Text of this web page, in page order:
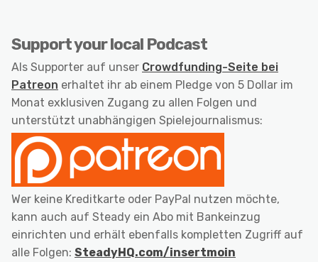
Support your local Podcast
Als Supporter auf unser Crowdfunding-Seite bei
Patreon erhaltet ihr ab einem Pledge von 5 Dollar im
Monat exklusiven Zugang zu allen Folgen und
unterstützt unabhängigen Spielejournalismus:
Wer keine Kreditkarte oder PayPal nutzen möchte,
kann auch auf Steady ein Abo mit Bankeinzug
einrichten und erhält ebenfalls kompletten Zugriff auf
alle Folgen: SteadyHQ.com/insertmoin